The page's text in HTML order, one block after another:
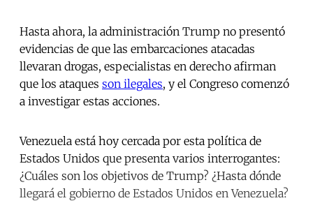
Hasta ahora, la administración Trump no presentó
evidencias de que las embarcaciones atacadas
llevaran drogas, especialistas en derecho afirman
que los ataques son ilegales, y el Congreso comenzó
a investigar estas acciones.
Venezuela está hoy cercada por esta política de
Estados Unidos que presenta varios interrogantes:
¿Cuáles son los objetivos de Trump? ¿Hasta dónde
llegará el gobierno de Estados Unidos en Venezuela?